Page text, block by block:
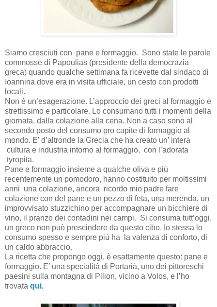
Siamo cresciuti con pane e formaggio. Sono state le parole
commosse di Papoulias (presidente della democrazia
greca) quando qualche settimana fa ricevette dal sindaco di
Ioannina dove era in visita ufficiale, un cesto con prodotti
locali.
Non è un’esagerazione. L’approccio dei greci al formaggio è
strettissimo e particolare. Lo consumano tutti i momenti della
giornata, dalla colazione alla cena. Non a caso sono al
secondo posto del consumo pro capite di formaggio al
mondo. E’ d’altronde la Grecia che ha creato un’ intera
cultura e industria intorno al formaggio, con l’adorata
tyropita.
Pane e formaggio insieme a qualche oliva e più
recentemente un pomodoro, hanno costituito per moltissimi
anni una colazione, ancora ricordo mio padre fare
colazione con del pane e un pezzo di feta, una merenda, un
improvvisato stuzzichino per accompagnare un bicchiere di
vino, il pranzo dei contadini nei campi. Si consuma tutt’oggi,
un greco non può prescindere da questo cibo. Io stessa lo
consumo spesso e sempre più ha la valenza di conforto, di
un caldo abbraccio.
La ricetta che propongo oggi, è esattamente questo: pane e
formaggio. E’ una specialità di Portarià, uno dei pittoreschi
paesini sulla montagna di Pilion, vicino a Volos, e l’ho
trovata qui.